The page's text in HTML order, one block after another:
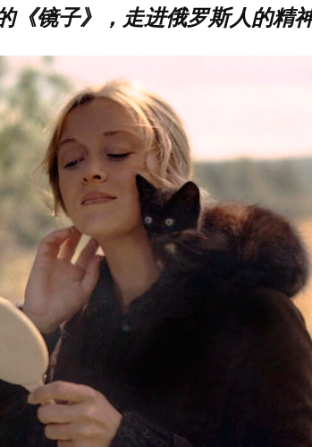
镜子》，走进俄罗斯人的精